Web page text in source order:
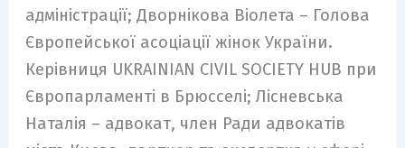
адміністрації; Дворнікова Віолета – Голова
Європейської асоціації жінок України.
Керівниця UKRAINIAN CIVIL SOCIETY HUB при
Європарламенті в Брюсселі; Лісневська
Наталія – адвокат, член Ради адвокатів